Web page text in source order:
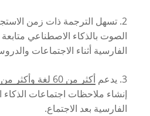
2. تسهل الترجمة ذات زمن
الصوت بالذكاء الاصطناعي متابعة
الفارسية أثناء الاجتماعات
3. يدعم أكثر من 60 لغة وأكثر من 1700 زوج لغوي
إنشاء ملاحظات اجتماعات الذكاء
الفارسية بعد الاجتماع.